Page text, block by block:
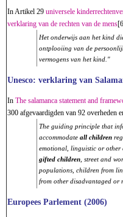
In Artikel 29 universele
verklaring van de rechten van de mens
Het onderwijs aan het kind
ontplooiing van de
vermogens van het kind."
Unesco: verklaring van
In The salamanca statement and
300 afgevaardigden van 92 overheden
The guiding principle that
accommodate all children
emotional, linguistic or other
gifted children, street and
populations, children from
from other disadvantaged or
Europees Parlement (2006)